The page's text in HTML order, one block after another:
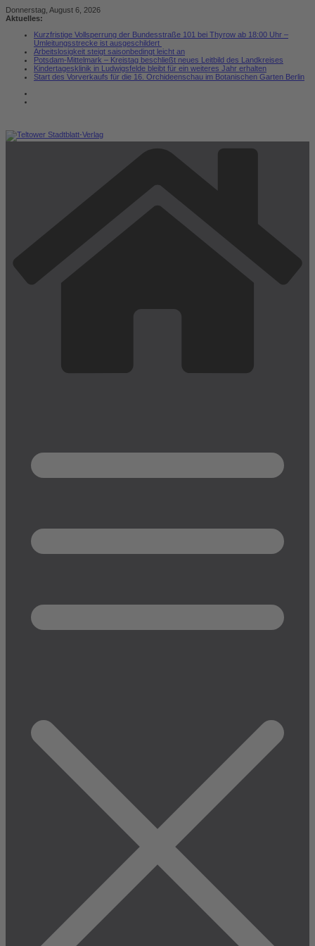
Zum
Inhalt
Donnerstag, August 6, 2026
Aktuelles:
Kurzfristige Vollsperrung der Bundesstraße 101 bei Thyrow ab 18:00 Uhr –
Umleitungsstrecke ist ausgeschildert
Arbeitslosigkeit steigt saisonbedingt leicht an
Potsdam-Mittelmark – Kreistag beschließt neues Leitbild des Landkreises
Kindertagesklinik in Ludwigsfelde bleibt für ein weiteres Jahr erhalten
Start des Vorverkaufs für die 16. Orchideenschau im Botanischen Garten Berlin